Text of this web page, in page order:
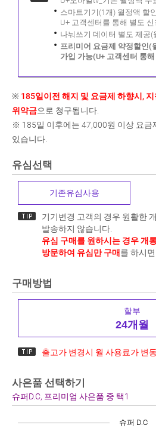
스마트기기(1개) 월정액 할
U+ 고객센터를 통해 별도
나눠쓰기 데이터 별도 제공(
프리미어 요금제 약정할인(
가입 가능(U+ 고객센터 통
※ 185일이전 해지 및 요금제 하향시, 지
위약금으로 청구됩니다.
※ 185일 이후에는 47,000원 이상 요금
있습니다.
유심선택
기존유심사용
기기변경 고객의 경우 원활한
발송하지 않습니다.
유심 구매를 원하시는 경우 개
방문하여 유심만 구매 를 하시
구매방법
할부
24개월
출고가 변경시 월 사용료가 변
사은품 선택하기
슈퍼D.C, 프리미엄 사은품 중 택1
슈퍼 D.C